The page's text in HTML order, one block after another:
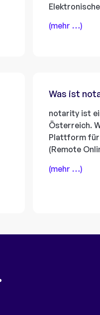
(mehr …)
Was ist
notarity ist
Österreich.
Plattform für
(Remote
(mehr …)